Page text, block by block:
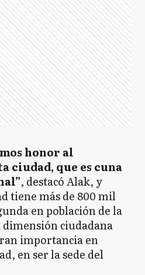
honor al
ciudad, que es cuna
, destacó Alak, y
tiene más de 800 mil
en población de la
ciudadana
importancia en
en ser la sede del